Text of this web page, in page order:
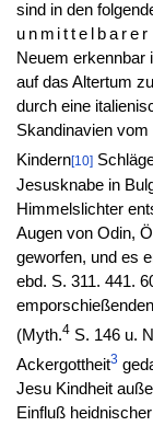
sind in den
unmittelbarer
Neuem erkennbar
auf das Altertum
durch eine
Skandinavien
Kindern[10]
Jesusknabe in
Himmelslichter
Augen von Odin,
geworfen, und es
ebd. S. 311. 441.
(Myth.4S. 146 u.
Ackergottheit3
Jesu Kindheit
Einfluß